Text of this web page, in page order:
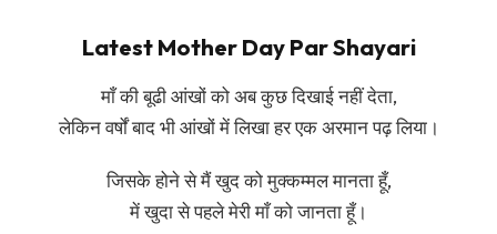
Latest Mother Day Par Shayari
माँ की बूढी आंखों को अब कुछ दिखाई नहीं देता,
लेकिन वर्षों बाद भी आंखों में लिखा हर एक अरमान पढ़ लिया।
जिसके होने से मैं खुद को मुक्कम्मल मानता हूँ,
में खुदा से पहले मेरी माँ को जानता हूँ।